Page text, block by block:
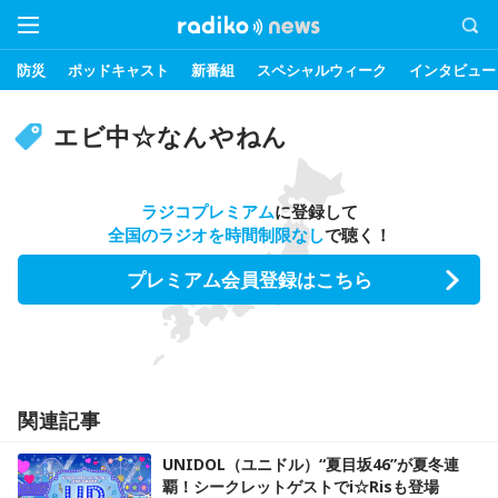
防災 ポッドキャスト 新番組 スペシャルウィーク インタビュー
エビ中☆なんやねん
ラジコプレミアムに登録して
全国のラジオを時間制限なしで聴く！
プレミアム会員登録はこちら
関連記事
UNIDOL（ユニドル）“夏目坂46”が夏冬連
覇！シークレットゲストでi☆Risも登場